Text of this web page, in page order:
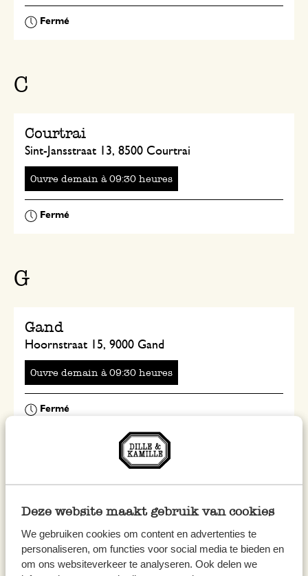
Deze website maakt gebruik van cookies
We gebruiken cookies om content en advertenties te
personaliseren, om functies voor social media te bieden en
om ons websiteverkeer te analyseren. Ook delen we
C
Ouvre à heures
Courtrai
Sint-Jansstraat 13, 8500 Courtrai
G
Ouvre à heures
Gand
Hoornstraat 15, 9000 Gand
Ouvre à heures
Hasselt
Maastrichterstraat 38, 3500 Hasselt